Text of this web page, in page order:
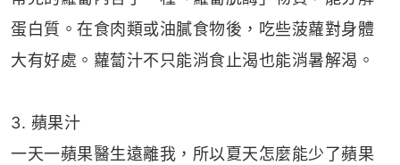
蛋白質。在食肉類或油膩食物後，吃些菠蘿對身體
大有好處。蘿蔔汁不只能消食止渴也能消暑解渴。
3. 蘋果汁
一天一蘋果醫生遠離我，所以夏天怎麼能少了蘋果